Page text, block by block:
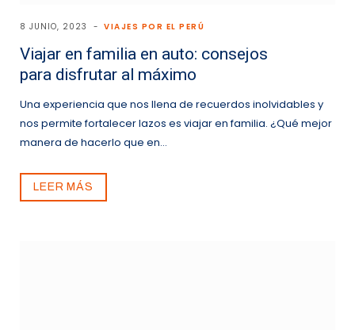
8 JUNIO, 2023 VIAJES POR EL PERÚ
Viajar en familia en auto: consejos
para disfrutar al máximo
Una experiencia que nos llena de recuerdos inolvidables y
nos permite fortalecer lazos es viajar en familia. ¿Qué mejor
manera de hacerlo que en…
LEER MÁS